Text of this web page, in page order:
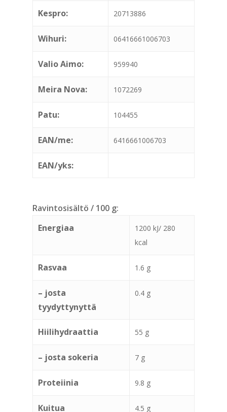
Kespro: 20713886
Wihuri: 06416661006703
Valio Aimo: 959940
Meira Nova: 1072269
Patu: 104455
EAN/me: 6416661006703
EAN/yks:
Ravintosisältö / 100 g:
Energiaa
1200 kJ/ 280
kcal
Rasvaa 1.6 g
– josta
tyydyttynyttä
0.4 g
Hiilihydraattia 55 g
– josta sokeria 7 g
Proteiinia 9.8 g
Kuitua 4.5 g